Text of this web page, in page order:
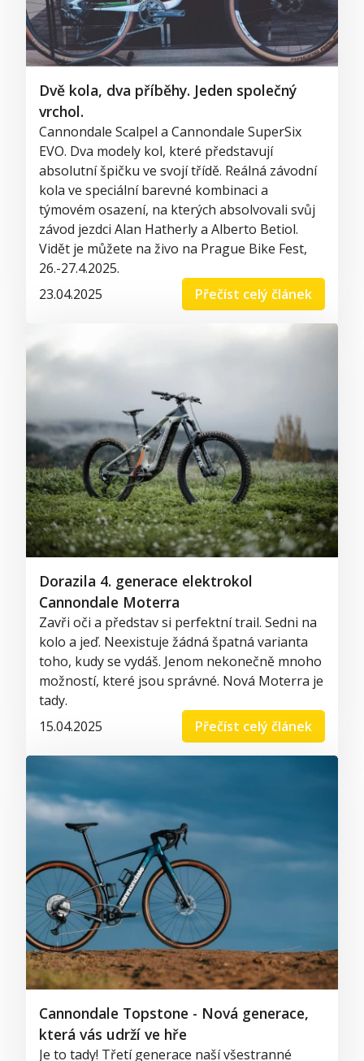
Dvě kola, dva příběhy. Jeden společný
vrchol.
Cannondale Scalpel a Cannondale SuperSix
EVO. Dva modely kol, které představují
absolutní špičku ve svojí třídě. Reálná závodní
kola ve speciální barevné kombinaci a
týmovém osazení, na kterých absolvovali svůj
závod jezdci Alan Hatherlya Alberto Betiol.
Vidět je můžete na živo na Prague Bike Fest,
26.-27.4.2025.
23.04.2025
Přečíst celý článek
Dorazila 4. generace elektrokol
Cannondale Moterra
Zavři oči a představ si perfektní trail. Sedni na
kolo a jeď. Neexistuje žádná špatná varianta
toho, kudy se vydáš. Jenom nekonečně mnoho
možností, které jsou správné. Nová Moterra je
tady.
15.04.2025
Přečíst celý článek
Cannondale Topstone - Nová generace,
která vás udrží ve hře
Je to tady! Třetí generace naší všestranné